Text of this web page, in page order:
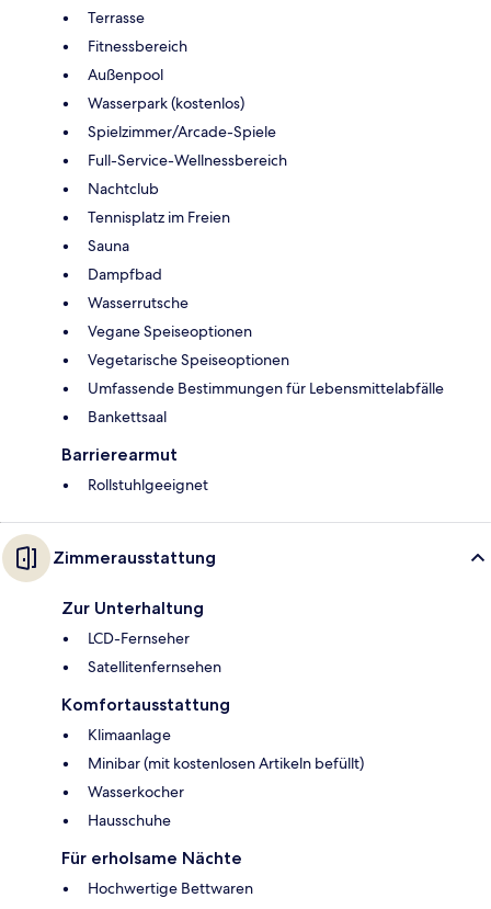
Terrasse
Fitnessbereich
Außenpool
Wasserpark (kostenlos)
Spielzimmer/Arcade-Spiele
Full-Service-Wellnessbereich
Nachtclub
Tennisplatz im Freien
Sauna
Dampfbad
Wasserrutsche
Vegane Speiseoptionen
Vegetarische Speiseoptionen
Umfassende Bestimmungen für Lebensmittelabfälle
Bankettsaal
Barrierearmut
Rollstuhlgeeignet
Zimmerausstattung
Zur Unterhaltung
LCD-Fernseher
Satellitenfernsehen
Komfortausstattung
Klimaanlage
Minibar (mit kostenlosen Artikeln befüllt)
Wasserkocher
Hausschuhe
Für erholsame Nächte
Hochwertige Bettwaren